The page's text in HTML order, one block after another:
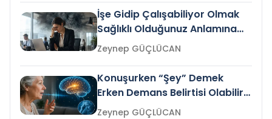
İşe Gidip Çalışabiliyor Olmak
Sağlıklı Olduğunuz Anlamına
Gelir mi?Zeynep GÜÇLÜCAN
Konuşurken “Şey” Demek
Erken Demans Belirtisi Olabilir
mi?
Zeynep GÜÇLÜCAN